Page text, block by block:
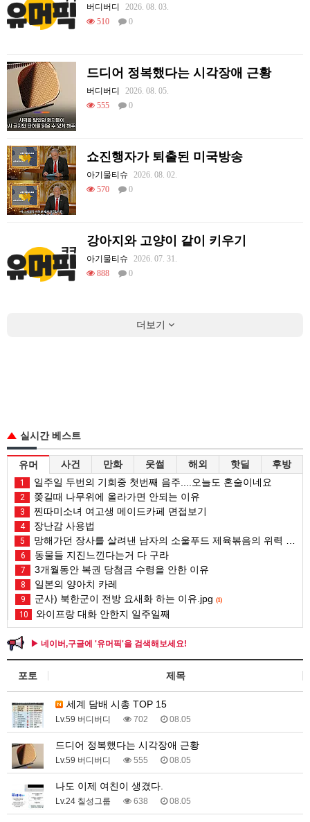
버디버디
2026. 08. 03.
510
0
드디어 정복했다는 시각장애 근황
버디버디
2026. 08. 05.
555
0
쇼진행자가 퇴출된 미국방송
아기물티슈
2026. 08. 02.
570
0
강아지와 고양이 같이 키우기
아기물티슈
2026. 07. 31.
888
0
더보기
실시간 베스트
유머 사건 만화 웃썰 해외 핫딜 후방
1 일주일 두번의 기회중 첫번째 음주....오늘도 혼술이네요
2 쫒길때 나무위에 올라가면 안되는 이유
3 찐따미소녀 여고생 메이드카페 면접보기
4 장난감 사용법
5 망해가던 장사를 살려낸 남자의 소울푸드 제육볶음의 위력 ㅋㅋ
6 동물들 지진느낀다는거 다 구라
7 3개월동안 복권 당첨금 수령을 안한 이유
8 일본의 양아치 카레
9 군사) 북한군이 전방 요새화 하는 이유.jpg (1)
10 와이프랑 대화 안한지 일주일째
▶ 네이버,구글에 '유머픽'을 검색해보세요!
포토 제목
세계 담배 시총 TOP 15
Lv.59 버디버디 702 08.05
드디어 정복했다는 시각장애 근황
Lv.59 버디버디 555 08.05
나도 이제 여친이 생겼다.
Lv.24 칠성그룹 638 08.05